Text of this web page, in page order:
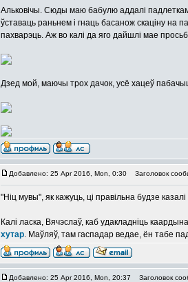
Альковічы. Сюды маю бабулю аддалі
ўставаць раньнем і гнаць басанож скаціну на
пахварэць. Аж во калі да яго дайшлі мае
Дзед мой, маючы трох дачок, усё хацеў
Добавлено: 25 Apr 2016, Mon, 0:30 Заголовок
"Ніц мувы", як кажуць, ці правільна будзе
Калі ласка, Вячэслаў, каб удакладніць
хутар. Маўляў, там гаспадар ведае, ён табе
Добавлено: 25 Apr 2016, Mon, 20:37 Заголовок